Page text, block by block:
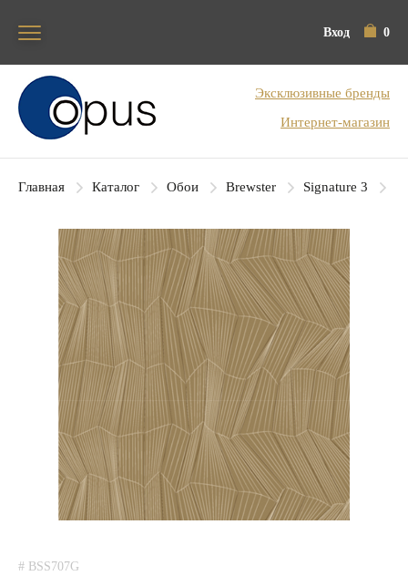
Вход 0
Блок поиска
Эксклюзивные бренды
Интернет-магазин
Главная Каталог Обои Brewster Signature 3
# BSS707G